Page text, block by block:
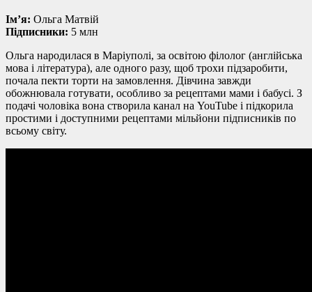
Ім’я: Ольга Матвій
Підписники: 5 млн
Ольга народилася в Маріуполі, за освітою філолог (англійська
мова і література), але одного разу, щоб трохи підзаробити,
почала пекти торти на замовлення. Дівчина завжди
обожнювала готувати, особливо за рецептами мами і бабусі. З
подачі чоловіка вона створила канал на YouTube і підкорила
простими і доступними рецептами мільйони підписників по
всьому світу.